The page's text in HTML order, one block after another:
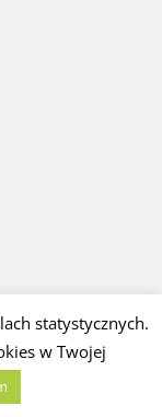
statystycznych.
w Twojej